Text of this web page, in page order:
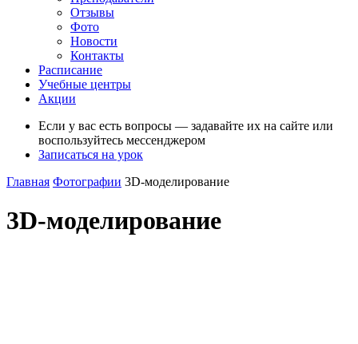
Отзывы
Фото
Новости
Контакты
Расписание
Учебные центры
Акции
Если у вас есть вопросы — задавайте их на сайте или
воспользуйтесь мессенджером
Записаться на урок
Главная Фотографии 3D-моделирование
3D-моделирование